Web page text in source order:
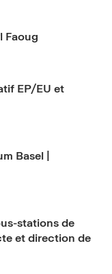
Faoug
EP/EU et
Basel |
stations de
et direction de